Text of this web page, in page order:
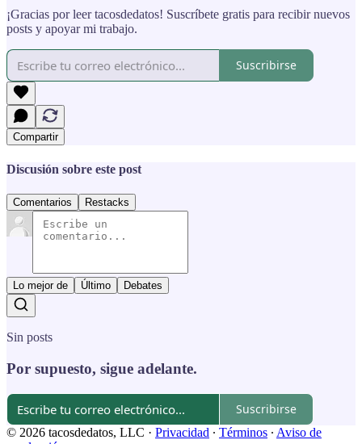
¡Gracias por leer tacosdedatos! Suscríbete gratis para recibir nuevos
posts y apoyar mi trabajo.
Suscribirse
Compartir
Discusión sobre este post
Comentarios Restacks
Lo mejor de Último Debates
Sin posts
Por supuesto, sigue adelante.
Suscribirse
© 2026 tacosdedatos, LLC · Privacidad ∙ Términos ∙ Aviso de